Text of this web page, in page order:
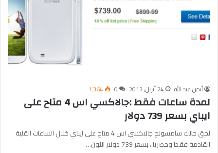
أيمن عبد الله 24 أبريل, 2013 0 1٬364
لمدة ساعات فقط :جالاكسي اس 4 متاح على
ايباي بسعر 739 دولار
لحق حالك سامسونج جالاكسي اس 4 متاح على ايباي خلال الساعات القلية
القادمة فقط وحصريا ، بسعر 739 دولار اللون…